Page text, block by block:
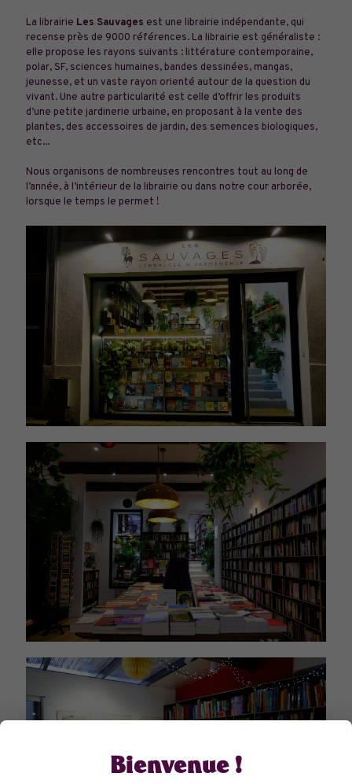
La librairie Les Sauvages est une librairie indépendante, qui
recense près de 9000 références. La librairie est généraliste :
elle propose les rayons suivants : littérature contemporaine,
polar, SF, sciences humaines, bandes dessinées, mangas,
jeunesse, et un vaste rayon orienté autour de la question du
vivant. Une autre particularité est celle d’offrir les produits
d’une petite jardinerie urbaine, en proposant à la vente des
plantes, des accessoires de jardin, des semences biologiques,
etc...
Nous organisons de nombreuses rencontres tout au long de
l’année, à l’intérieur de la librairie ou dans notre cour arborée,
lorsque le temps le permet !
Bienvenue !